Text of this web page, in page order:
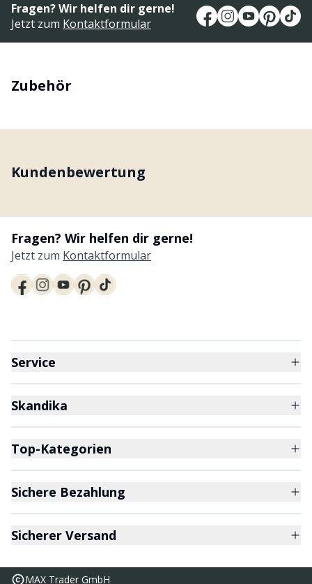
Fragen? Wir helfen dir gerne!
Jetzt zum Kontaktformular
Zubehör
Kundenbewertung
Fragen? Wir helfen dir gerne!
Jetzt zum Kontaktformular
Service
Skandika
Top-Kategorien
Sichere Bezahlung
Sicherer Versand
MAX Trader GmbH